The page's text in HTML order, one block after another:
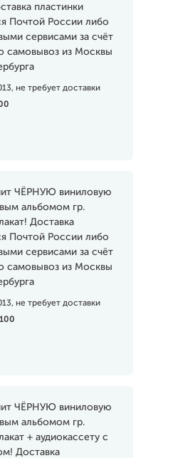
пластинки
Почтой России либо
сервисами за счёт
самовывоз из Москвы
не требует доставки
ЧЁРНУЮ виниловую
альбомом гр.
Доставка
Почтой России либо
сервисами за счёт
самовывоз из Москвы
не требует доставки
ЧЁРНУЮ виниловую
альбомом гр.
+ аудиокассету с
Доставка